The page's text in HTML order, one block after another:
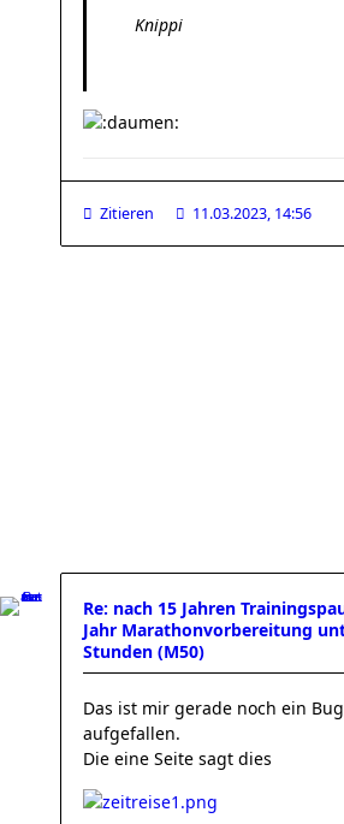
Knippi
Zitieren 11.03.2023, 14:56
Re: nach 15 Jahren
Jahr Marathonvorbereitung
Stunden (M50)
Das ist mir gerade noch ein
aufgefallen.
Die eine Seite sagt dies